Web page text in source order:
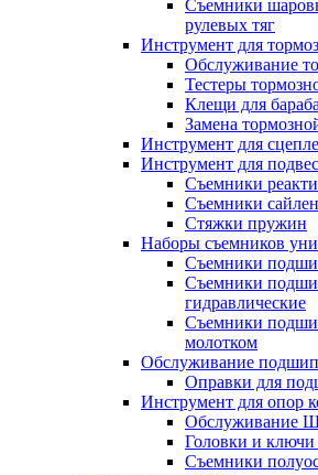
Съемники
рулевых тяг
Инструмент для
Обслуживание
Тестеры
Клещи для
Замена
Инструмент для
Инструмент для
Съемники
Съемники
Стяжки пружин
Наборы съемников
Съемники
Съемники
гидравлические
Съемники
молотком
Обслуживание
Оправки для
Инструмент для опор
Обслуживание
Головки и
Съемники